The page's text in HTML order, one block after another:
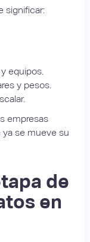
significar:
equipos.
y pesos.
empresas
se mueve su
de
en